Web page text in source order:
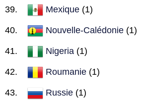
Mexique (1)
Nouvelle-Calédonie (1)
Nigeria (1)
Roumanie (1)
Russie (1)